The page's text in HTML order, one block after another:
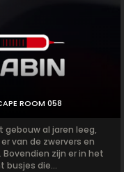
ROOM 058
al jaren leeg,
van de zwervers en
zijn er in het
busjes die...